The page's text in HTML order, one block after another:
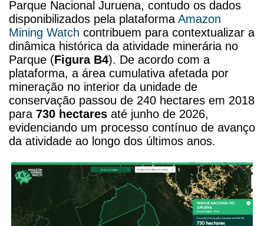
Parque Nacional Juruena, contudo os dados
disponibilizados pela plataforma Amazon
Mining Watch contribuem para contextualizar a
dinâmica histórica da atividade minerária no
Parque (Figura B4). De acordo com a
plataforma, a área cumulativa afetada por
mineração no interior da unidade de
conservação passou de 240 hectares em 2018
para 730 hectares até junho de 2026,
evidenciando um processo contínuo de avanço
da atividade ao longo dos últimos anos.